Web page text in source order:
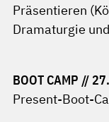
Präsentieren
Dramaturgie
BOOT CAMP //
Present-Boot-